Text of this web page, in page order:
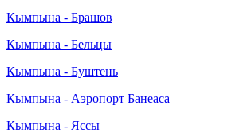
Кымпына - Брашов
Кымпына - Бельцы
Кымпына - Буштень
Кымпына - Аэропорт Банеаса
Кымпына - Яссы